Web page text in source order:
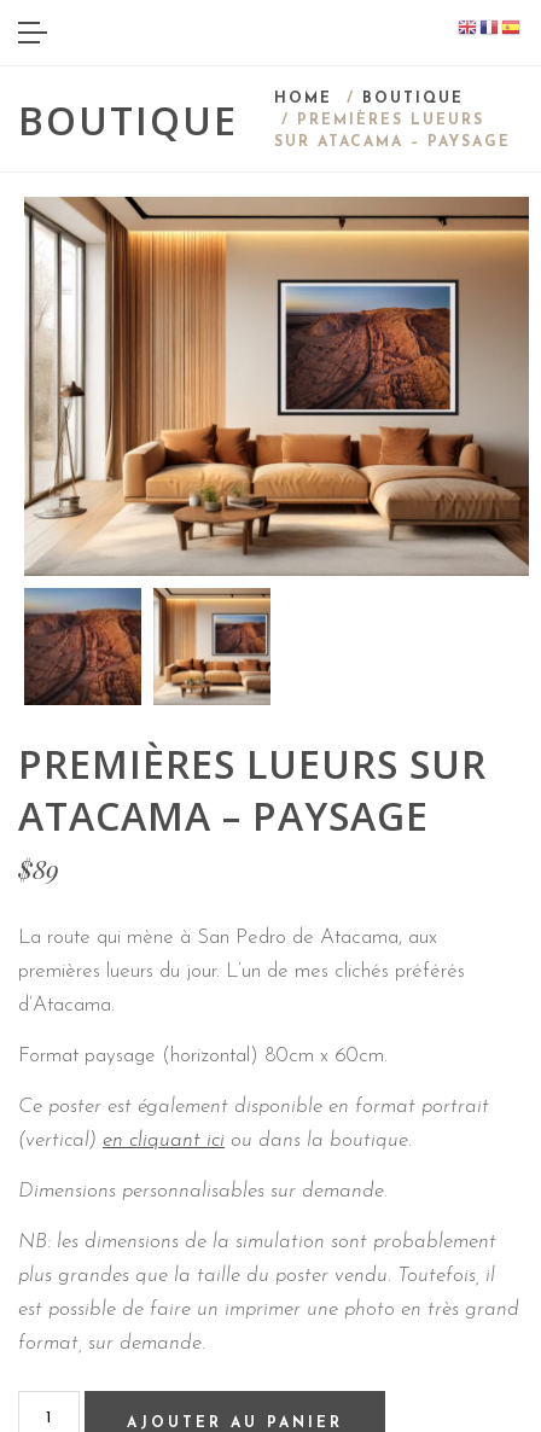
BOUTIQUE HOME /
BOUTIQUE
/ PREMIÈRES LUEURS
SUR ATACAMA – PAYSAGE
PREMIÈRES LUEURS SUR
ATACAMA – PAYSAGE
$89
La route qui mène à San Pedro de Atacama, aux
premières lueurs du jour. L’un de mes clichés préférés
d’Atacama.
Format paysage (horizontal) 80cm x 60cm.
Ce poster est également disponible en format portrait
(vertical) en cliquant ici ou dans la boutique.
Dimensions personnalisables sur demande.
NB: les dimensions de la simulation sont probablement
plus grandes que la taille du poster vendu. Toutefois, il
est possible de faire un imprimer une photo en très grand
format, sur demande.
AJOUTER AU PANIER